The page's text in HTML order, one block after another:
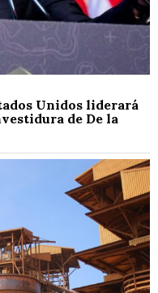
Unidos liderará
de De la